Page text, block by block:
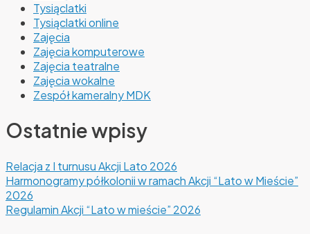
Tysiąclatki
Tysiąclatki online
Zajęcia
Zajęcia komputerowe
Zajęcia teatralne
Zajęcia wokalne
Zespół kameralny MDK
Ostatnie wpisy
Relacja z I turnusu Akcji Lato 2026
Harmonogramy półkolonii w ramach Akcji “Lato w Mieście”
2026
Regulamin Akcji “Lato w mieście” 2026